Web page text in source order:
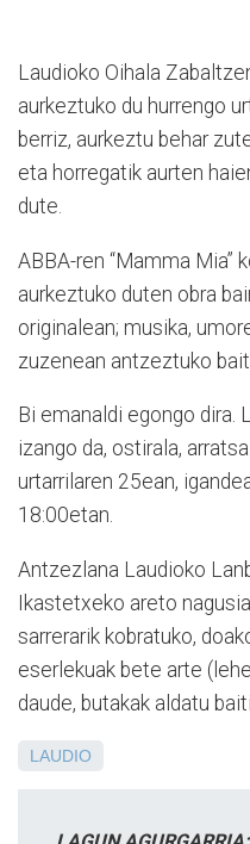
Laudioko Oihala
aurkeztuko du hurrengo
berriz, aurkeztu behar
eta horregatik aurten
dute.
ABBA-ren “Mamma Mia”
aurkeztuko duten obra
originalean; musika,
zuzenean antzeztuko
Bi emanaldi egongo dira.
izango da, ostirala,
urtarrilaren 25ean,
18:00etan.
Antzezlana Laudioko
Ikastetxeko areto
sarrerarik kobratuko,
eserlekuak bete arte
daude, butakak aldatu
LAUDIO